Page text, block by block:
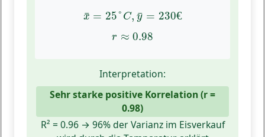
¯
x = 25° C, ¯
y = 230€
x 25°C, y¯ 230€
r ≈ 0.98
r ≈0.98
Interpretation:
Sehr starke positive Korrelation (r =
0.98)
R² = 0.96 → 96% der Varianz im Eisverkauf